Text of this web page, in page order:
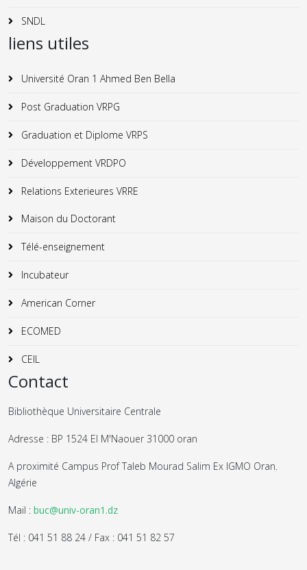
SNDL
liens utiles
Université Oran 1 Ahmed Ben Bella
Post Graduation VRPG
Graduation et Diplome VRPS
Développement VRDPO
Relations Exterieures VRRE
Maison du Doctorant
Télé-enseignement
Incubateur
American Corner
ECOMED
CEIL
Contact
Bibliothèque Universitaire Centrale
Adresse : BP 1524 El M'Naouer 31000 oran
A proximité Campus Prof Taleb Mourad Salim Ex IGMO Oran.
Algérie
Mail : buc@univ-oran1.dz
Tél : 041 51 88 24 / Fax : 041 51 82 57